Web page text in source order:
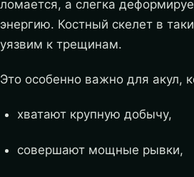
ломается, а слегка
энергию. Костный скелет в
уязвим к трещинам.
Это особенно важно для акул,
хватают крупную добычу,
совершают мощные рывки,